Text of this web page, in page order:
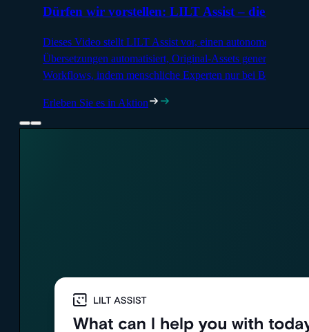
Dürfen wir vorstellen: LILT Assist – die
Dieses Video stellt LILT Assist vor, einen autonomen KI-
Übersetzungen automatisiert, Original-Assets generiert und
Workflows, indem menschliche Experten nur bei Bedarf
Erleben Sie es in Aktion